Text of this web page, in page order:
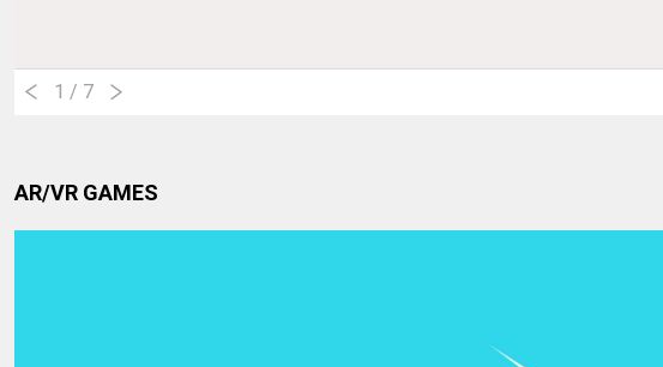
1 / 7
AR/VR GAMES